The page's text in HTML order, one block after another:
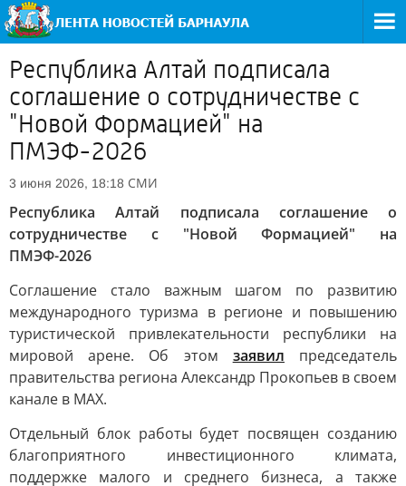
Республика Алтай подписала
соглашение о сотрудничестве с
"Новой Формацией" на
ПМЭФ-2026
3 июня 2026, 18:18 СМИ
Республика Алтай подписала соглашение о
сотрудничестве с "Новой Формацией" на
ПМЭФ-2026
Соглашение стало важным шагом по развитию
международного туризма в регионе и повышению
туристической привлекательности республики на
мировой арене. Об этом заявил председатель
правительства региона Александр Прокопьев в своем
канале в МАХ.
Отдельный блок работы будет посвящен созданию
благоприятного инвестиционного климата,
поддержке малого и среднего бизнеса, а также